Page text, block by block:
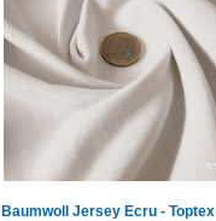
Baumwoll Jersey Ecru - Toptex